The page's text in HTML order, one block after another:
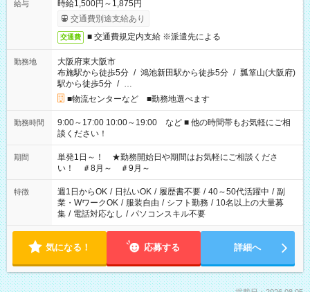
給与
時給1,500円～1,875円
交通費別途支給あり
交通費 ■ 交通費規定内支給 ※派遣先による
勤務地
大阪府東大阪市
布施駅から徒歩5分 / 鴻池新田駅から徒歩5分 / 瓢箪山(大阪府)
駅から徒歩5分 / …
■物流センターなど ■勤務地選べます
勤務時間
9:00～17:00 10:00～19:00 など ■ 他の時間帯もお気軽にご相
談ください！
期間
単発1日～！ ★勤務開始日や期間はお気軽にご相談くださ
い！ ＃8月～ ＃9月～
特徴 週1日からOK / 日払いOK / 履歴書不要 / 40～50代活躍中 / 副
業・WワークOK / 服装自由 / シフト勤務 / 10名以上の大量募
集 / 電話対応なし / パソコンスキル不要
気になる！ 応募する 詳細へ